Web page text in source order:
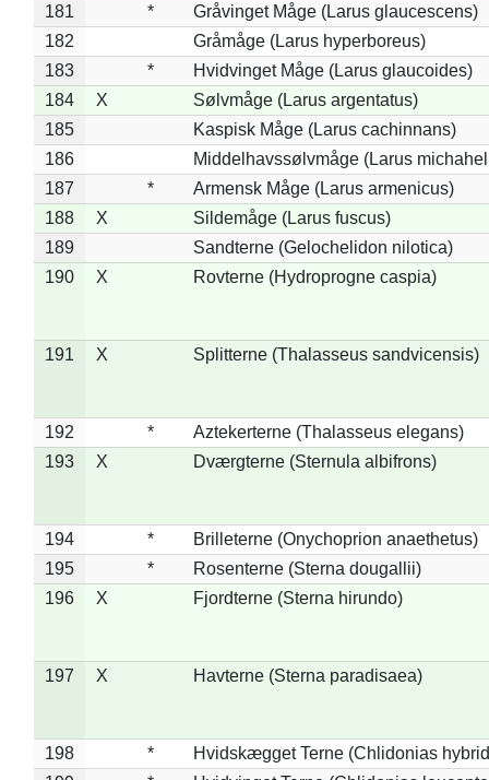
181 *
Gråvinget Måge (Larus glaucescens)
182
Gråmåge (Larus hyperboreus)
183
*
Hvidvinget Måge (Larus glaucoides)
184
X
Sølvmåge (Larus argentatus)
185
Kaspisk Måge (Larus cachinnans)
186
Middelhavssølvmåge (Larus
187
*
Armensk Måge (Larus armenicus)
188
X
Sildemåge (Larus fuscus)
189
Sandterne (Gelochelidon nilotica)
190
X Rovterne (Hydroprogne caspia)
191 X Splitterne (Thalasseus sandvicensis)
192 *
Aztekerterne (Thalasseus elegans)
193
X Dværgterne (Sternula albifrons)
194 *
Brilleterne (Onychoprion anaethetus)
195
*
Rosenterne (Sterna dougallii)
196
X Fjordterne (Sterna hirundo)
197 X Havterne (Sterna paradisaea)
198 *
Hvidskægget Terne (Chlidonias